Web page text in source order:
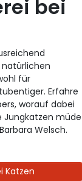
bei
für
Erfahre
worauf dabei
Jungkatzen müde
Welsch.
Katzen